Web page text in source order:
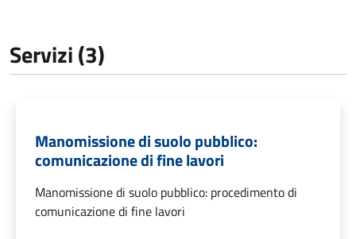
Servizi (3)
Manomissione di suolo pubblico:
comunicazione di fine lavori
Manomissione di suolo pubblico: procedimento di
comunicazione di fine lavori